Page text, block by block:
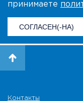
принимаете
СОГЛАСЕН(-НА)
Контакты